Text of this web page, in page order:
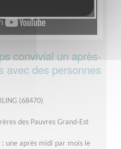
convivial un après-
avec des personnes
(68470)
des Pauvres Grand-Est
: une après midi par mois le